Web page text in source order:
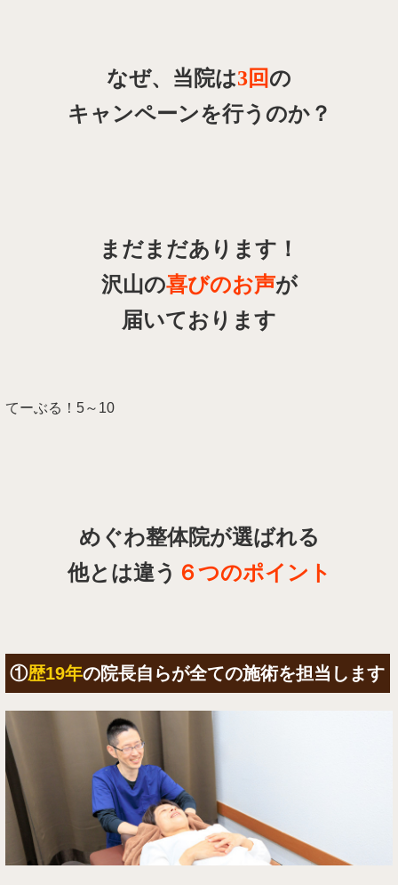
なぜ、当院は3回の
キャンペーンを行うのか？
まだまだあります！
沢山の喜びのお声が
届いております
てーぶる！5～10
めぐわ整体院が選ばれる
他とは違う ６つのポイント
①歴19年の院長自らが全ての施術を担当します